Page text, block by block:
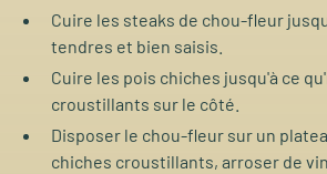
Cuire les steaks de chou-fleur
tendres et bien saisis.
Cuire les pois chiches jusqu'à ce
croustillants sur le côté.
Disposer le chou-fleur sur un
chiches croustillants, arroser de